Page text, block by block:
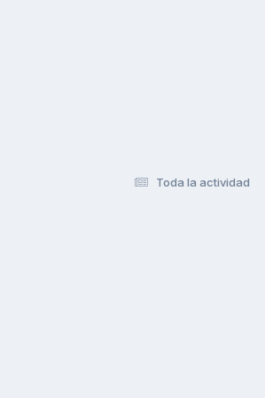
Toda la actividad